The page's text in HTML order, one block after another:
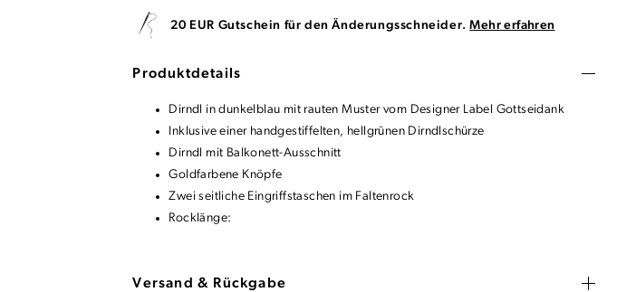
20 EUR Gutschein für den Änderungsschneider.Mehr erfahren
Produktdetails
Dirndl in dunkelblau mit rauten Muster vom Designer Label Gottseidank
Inklusive einer handgestiffelten, hellgrünen Dirndlschürze
Dirndl mit Balkonett-Ausschnitt
Goldfarbene Knöpfe
Zwei seitliche Eingriffstaschen im Faltenrock
Rocklänge:
Versand & Rückgabe